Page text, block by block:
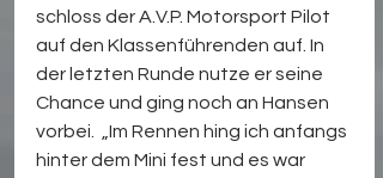
schloss der A.V.P. Motorsport Pilot
auf den Klassenführenden auf. In
der letzten Runde nutze er seine
Chance und ging noch an Hansen
vorbei.  „Im Rennen hing ich anfangs
hinter dem Mini fest und es war